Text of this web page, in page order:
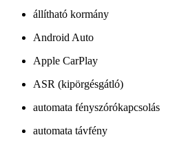
állítható kormány
Android Auto
Apple CarPlay
ASR (kipörgésgátló)
automata fényszórókapcsolás
automata távfény